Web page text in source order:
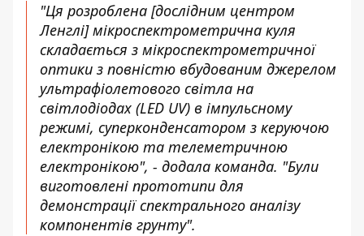
"Ця розроблена [дослідним центром
Ленглі] мікроспектрометрична куля
складається з мікроспектрометричної
оптики з повністю вбудованим джерелом
ультрафіолетового світла на
світлодіодах (LED UV) в імпульсному
режимі, суперконденсатором з керуючою
електронікою та телеметричною
електронікою", - додала команда. "Були
виготовлені прототипи для
демонстрації спектрального аналізу
компонентів грунту".